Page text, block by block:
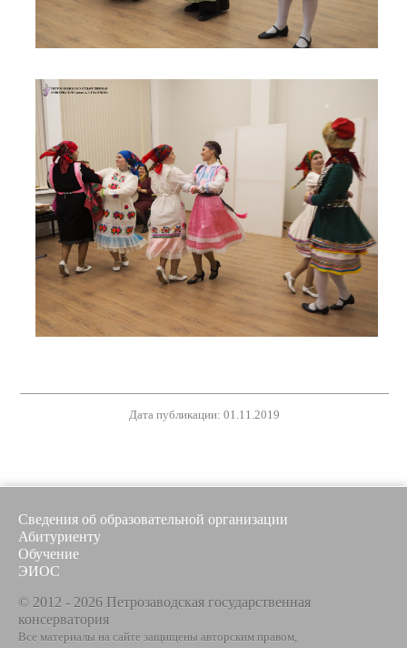
Дата публикации: 01.11.2019
Сведения об образовательной организации
Абитуриенту
Обучение
ЭИОС
© 2012 - 2026 Петрозаводская государственная
консерватория
Все материалы на сайте защищены авторским правом,